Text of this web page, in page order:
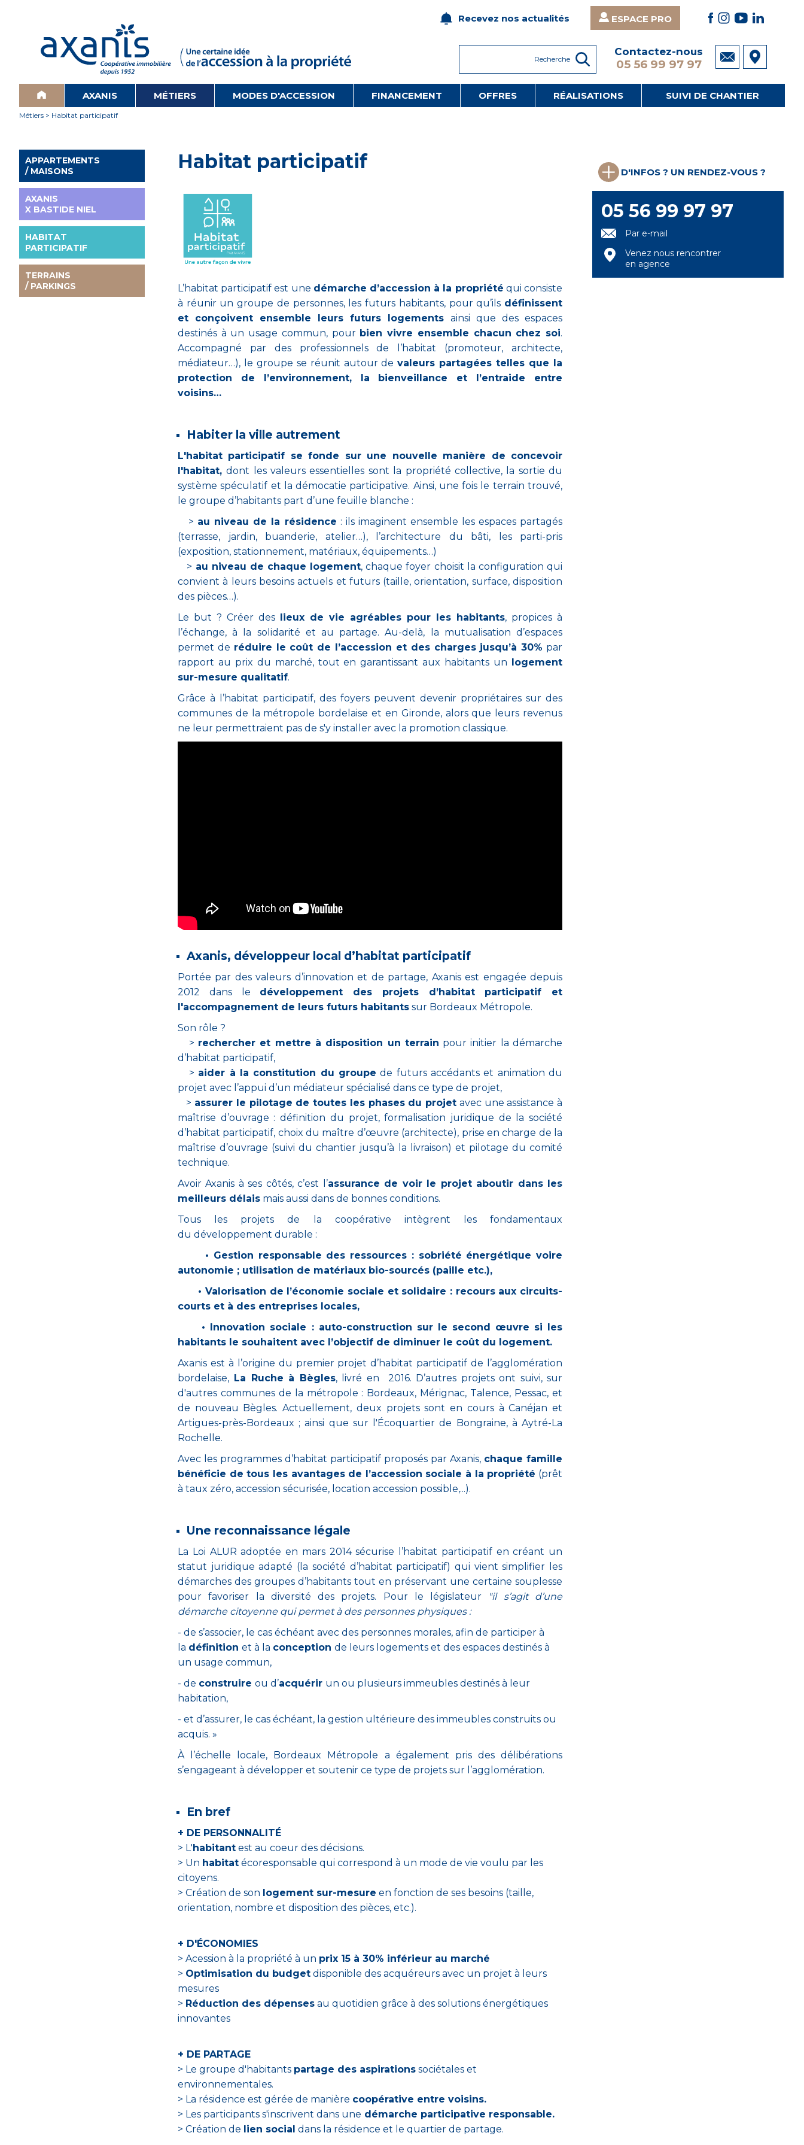
Contactez-nous
05 56 99 97 97
Recevez nos actualités ESPACE PRO
AXANIS MÉTIERS MODES D'ACCESSION FINANCEMENT OFFRES RÉALISATIONS SUIVI DE CHANTIER
Métiers > Habitat participatif
APPARTEMENTS
/ MAISONS
AXANIS
X BASTIDE NIEL
HABITAT
PARTICIPATIF
TERRAINS
/ PARKINGS
Habitat participatif
L’habitat participatif est une démarche d’accession à la propriété qui consiste
à réunir un groupe de personnes, les futurs habitants, pour qu’ils définissent
et conçoivent ensemble leurs futurs logements ainsi que des espaces
destinés à un usage commun, pour bien vivre ensemble chacun chez soi.
Accompagné par des professionnels de l’habitat (promoteur, architecte,
médiateur…), le groupe se réunit autour devaleurs partagées telles que la
protection de l’environnement, la bienveillance et l’entraide entre
voisins…
Habiter la ville autrement
L'habitat participatif se fonde sur une nouvelle manière de concevoir
l'habitat,dont les valeurs essentielles sont la propriété collective, la sortie du
système spéculatif et la démocatie participative. Ainsi, une fois le terrain trouvé,
le groupe d’habitants part d’une feuille blanche :
> au niveau de la résidence : ils imaginent ensemble les espaces partagés
(terrasse, jardin, buanderie, atelier…), l’architecture du bâti, les parti-pris
(exposition, stationnement, matériaux, équipements…)
> au niveau de chaque logement, chaque foyer choisit la configuration qui
convient à leurs besoins actuels et futurs (taille, orientation, surface, disposition
des pièces…).
Le but ? Créer des lieux de vie agréables pour les habitants, propices à
l’échange, à la solidarité et au partage. Au-delà, la mutualisation d’espaces
permet de réduire le coût de l’accession et des charges jusqu’à 30% par
rapport au prix du marché, tout en garantissant aux habitants un logement
sur-mesure qualitatif.
Grâce à l’habitat participatif, des foyers peuvent devenir propriétaires sur des
communes de la métropole bordelaise et en Gironde, alors que leurs revenus
ne leur permettraient pas de s'y installer avec la promotion classique.
Axanis, développeur local d’habitat participatif
Portée par des valeurs d’innovation et de partage, Axanis est engagée depuis
2012 dans le développement des projets d’habitat participatif et
l'accompagnement de leurs futurs habitants sur Bordeaux Métropole.
Son rôle ?
> rechercher et mettre à disposition un terrain pour initier la démarche
d’habitat participatif,
> aider à la constitution du groupe de futurs accédants et animation du
projet avec l’appui d’un médiateur spécialisé dans ce type de projet,
> assurer le pilotage de toutes les phases du projet avec une assistance à
maîtrise d’ouvrage : définition du projet, formalisation juridique de la société
d’habitat participatif, choix du maître d’œuvre (architecte), prise en charge de la
maîtrise d’ouvrage (suivi du chantier jusqu’à la livraison) et pilotage du comité
technique.
Avoir Axanis à ses côtés, c’est l’assurance de voir le projet aboutir dans les
meilleurs délais mais aussi dans de bonnes conditions.
Tous les projets de la coopérative intègrent les fondamentaux
du développement durable :
• Gestion responsable des ressources : sobriété énergétique voire
autonomie ; utilisation de matériaux bio-sourcés (paille etc.),
• Valorisation de l’économie sociale et solidaire : recours aux circuits-
courts et à des entreprises locales,
• Innovation sociale : auto-construction sur le second œuvre si les
habitants le souhaitent avec l’objectif de diminuer le coût du logement.
Axanis est à l’origine du premier projet d’habitat participatif de l’agglomération
bordelaise, La Ruche à Bègles, livré en 2016. D’autres projets ont suivi, sur
d'autres communes de la métropole : Bordeaux, Mérignac, Talence, Pessac, et
de nouveau Bègles. Actuellement, deux projets sont en cours à Canéjan et
Artigues-près-Bordeaux ; ainsi que sur l'Écoquartier de Bongraine, à Aytré-La
Rochelle.
Avec les programmes d’habitat participatif proposés par Axanis, chaque famille
bénéficie de tous les avantages de l’accession sociale à la propriété (prêt
à taux zéro, accession sécurisée, location accession possible,...).
Une reconnaissance légale
La Loi ALUR adoptée en mars 2014 sécurise l’habitat participatif en créant un
statut juridique adapté (la société d’habitat participatif) qui vient simplifier les
démarches des groupes d’habitants tout en préservant une certaine souplesse
pour favoriser la diversité des projets. Pour le législateur
"il s’agit d’une
démarche citoyenne qui permet à des personnes physiques :
- de s’associer, le cas échéant avec des personnes morales, afin de participer à
la définition et à la conception de leurs logements et des espaces destinés à
un usage commun,
- de construire ou d’acquérir un ou plusieurs immeubles destinés à leur
habitation,
- et d’assurer, le cas échéant, la gestion ultérieure des immeubles construits ou
acquis. »
À l’échelle locale, Bordeaux Métropole a également pris des délibérations
s’engageant à développer et soutenir ce type de projets sur l’agglomération.
En bref
+ DE PERSONNALITÉ
> L'habitant est au coeur des décisions.
> Un habitat écoresponsable qui correspond à un mode de vie voulu par les
citoyens.
> Création de son logement sur-mesure en fonction de ses besoins (taille,
orientation, nombre et disposition des pièces, etc.).
+ D'ÉCONOMIES
> Acession à la propriété à un prix 15 à 30% inférieur au marché
> Optimisation du budget disponible des acquéreurs avec un projet à leurs
mesures
> Réduction des dépenses au quotidien grâce à des solutions énergétiques
innovantes
+ DE PARTAGE
> Le groupe d'habitants partage des aspirations sociétales et
environnementales.
> La résidence est gérée de manière coopérative entre voisins.
> Les participants s'inscrivent dans une démarche participative responsable.
> Création de lien social dans la résidence et le quartier de partage.
D'INFOS ? UN RENDEZ-VOUS ?
05 56 99 97 97
Par e-mail
Venez nous rencontrer
en agence